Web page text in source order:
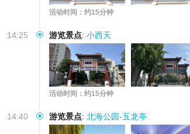
活动时间：约15分钟
14:25 游览景点: 小西天
活动时间：约15分钟
14:40 游览景点: 北海公园-五龙亭